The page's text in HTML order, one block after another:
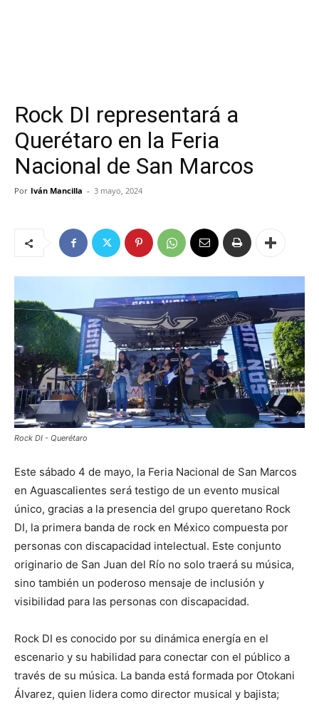
Rock DI representará a
Querétaro en la Feria
Nacional de San Marcos
Por Iván Mancilla - 3 mayo, 2024
Rock DI - Querétaro
Este sábado 4 de mayo, la Feria Nacional de San Marcos
en Aguascalientes será testigo de un evento musical
único, gracias a la presencia del grupo queretano Rock
DI, la primera banda de rock en México compuesta por
personas con discapacidad intelectual. Este conjunto
originario de San Juan del Río no solo traerá su música,
sino también un poderoso mensaje de inclusión y
visibilidad para las personas con discapacidad.
Rock DI es conocido por su dinámica energía en el
escenario y su habilidad para conectar con el público a
través de su música. La banda está formada por Otokani
Álvarez, quien lidera como director musical y bajista;